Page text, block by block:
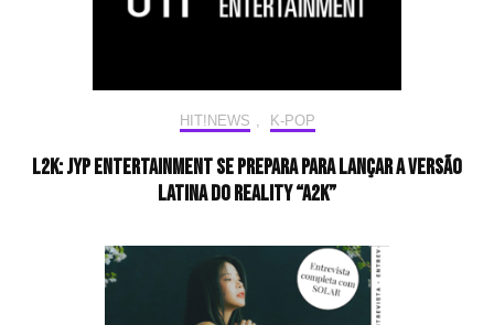
HIT!NEWS , K-POP
L2K: JYP Entertainment se prepara para lançar a versão
latina do reality “A2K”